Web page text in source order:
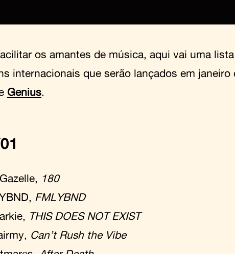
os amantes de música, aqui vai uma
internacionais que serão lançados em janeiro
Genius.
180
FMLYBND
THIS DOES NOT EXIST
Can’t Rush the Vibe